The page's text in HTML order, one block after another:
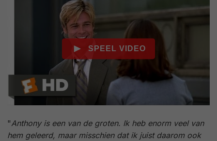
"Anthony is een van de groten. Ik heb enorm veel van
hem geleerd, maar misschien dat ik juist daarom ook